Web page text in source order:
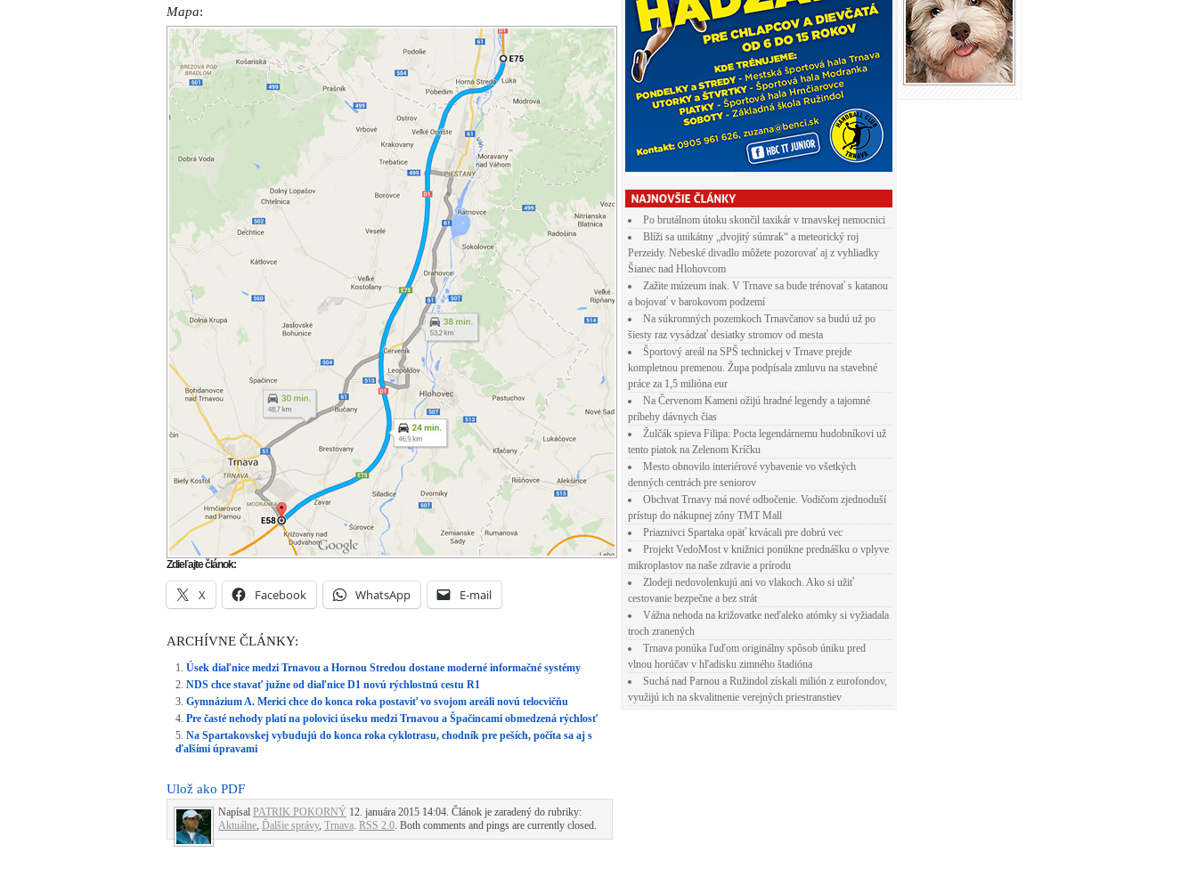
Mapa:
Zdieľajte článok:
X Facebook WhatsApp E-mail
ARCHÍVNE ČLÁNKY:
Úsek diaľnice medzi Trnavou a Hornou Stredou dostane moderné informačné systémy
NDS chce stavať južne od diaľnice D1 novú rýchlostnú cestu R1
Gymnázium A. Merici chce do konca roka postaviť vo svojom areáli novú telocvičňu
Pre časté nehody platí na polovici úseku medzi Trnavou a Špačincami obmedzená rýchlosť
Na Spartakovskej vybudujú do konca roka cyklotrasu, chodník pre peších, počíta sa aj s
ďalšími úpravami
Ulož ako PDF
Napísal PATRIK POKORNÝ 12. januára 2015 14:04. Článok je zaradený do rubriky:
Aktuálne, Ďalšie správy, Trnava. RSS 2.0. Both comments and pings are currently closed.
Po brutálnom útoku skončil taxikár v trnavskej nemocnici
Blíži sa unikátny „dvojitý súmrak“ a meteorický roj
Perzeidy. Nebeské divadlo môžete pozorovať aj z vyhliadky
Šianec nad Hlohovcom
Zažite múzeum inak. V Trnave sa bude trénovať s katanou
a bojovať v barokovom podzemí
Na súkromných pozemkoch Trnavčanov sa budú už po
šiesty raz vysádzať desiatky stromov od mesta
Športový areál na SPŠ technickej v Trnave prejde
kompletnou premenou. Župa podpísala zmluvu na stavebné
práce za 1,5 milióna eur
Na Červenom Kameni ožijú hradné legendy a tajomné
príbehy dávnych čias
Žulčák spieva Filipa: Pocta legendárnemu hudobníkovi už
tento piatok na Zelenom Kríčku
Mesto obnovilo interiérové vybavenie vo všetkých
denných centrách pre seniorov
Obchvat Trnavy má nové odbočenie. Vodičom zjednoduší
prístup do nákupnej zóny TMT Mall
Priaznivci Spartaka opäť krvácali pre dobrú vec
Projekt VedoMost v knižnici ponúkne prednášku o vplyve
mikroplastov na naše zdravie a prírodu
Zlodeji nedovolenkujú ani vo vlakoch. Ako si užiť
cestovanie bezpečne a bez strát
Vážna nehoda na križovatke neďaleko atómky si vyžiadala
troch zranených
Trnava ponúka ľuďom originálny spôsob úniku pred
vlnou horúčav v hľadisku zimného štadióna
Suchá nad Parnou a Ružindol získali milión z eurofondov,
využijú ich na skvalitnenie verejných priestranstiev